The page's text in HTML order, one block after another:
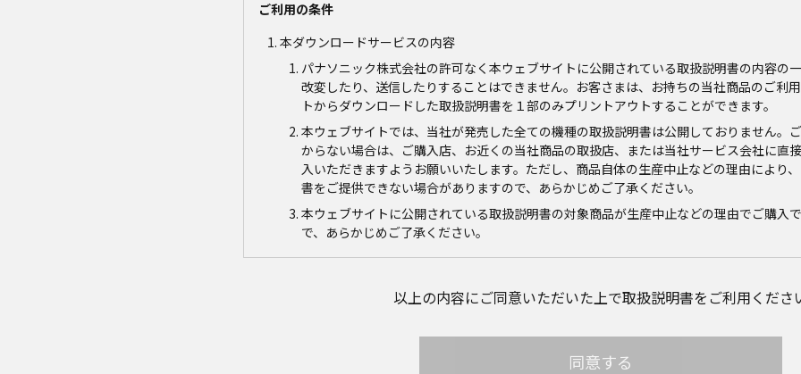
ご利用の条件
本ダウンロードサービスの内容
パナソニック株式会社の許可なく本ウェブサイトに公開されている取扱説明書の内容の
改変したり、送信したりすることはできません。お客さまは、お持ちの当社商品のご利
トからダウンロードした取扱説明書を１部のみプリントアウトすることができます。
本ウェブサイトでは、当社が発売した全ての機種の取扱説明書は公開しておりません。
からない場合は、ご購入店、お近くの当社商品の取扱店、または当社サービス会社に直
入いただきますようお願いいたします。ただし、商品自体の生産中止などの理由により
書をご提供できない場合がありますので、あらかじめご了承ください。
本ウェブサイトに公開されている取扱説明書の対象商品が生産中止などの理由でご購入
で、あらかじめご了承ください。
取扱説明書の内容
社は、お客様の個人情報やご相談内容を、ご相談への対応や修理、その確認などのため
者に提供しません。お問い合わせは、ご相談された窓口にご連絡ください。
なお、本ウェブサイトに公開されている取扱説明書は、原則として商品が発売された当
以上の内容にご同意いただいた上で取扱説明書をご利用くださ
同意する